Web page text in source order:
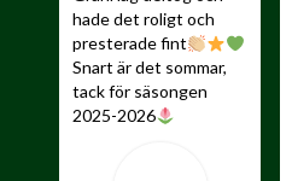
hade det roligt och
presterade fint
Snart är det sommar,
tack för säsongen
2025-2026